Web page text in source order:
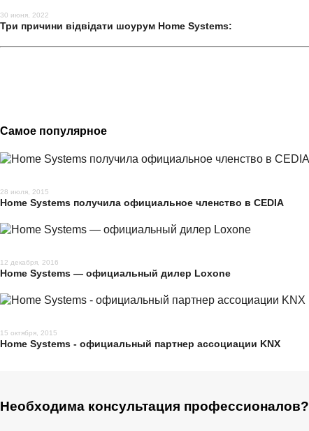
30 июня, 2022
Три причини відвідати шоурум Home Systems:
Самое популярное
28 июля, 2015
Home Systems получила официальное членство в CEDIA
12 декабря, 2016
Home Systems — официальный дилер Loxone
15 октября, 2015
Home Systems - официальный партнер ассоциации KNX
Необходима консультация профессионалов?